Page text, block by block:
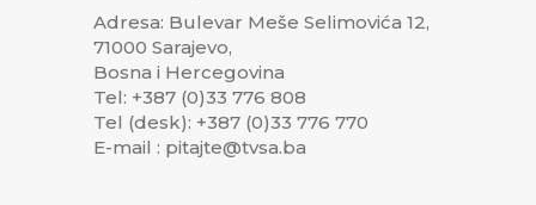
Adresa: Bulevar Meše Selimovića 12,
71000 Sarajevo,
Bosna i Hercegovina
Tel: +387 (0)33 776 808
Tel (desk): +387 (0)33 776 770
E-mail : pitajte@tvsa.ba